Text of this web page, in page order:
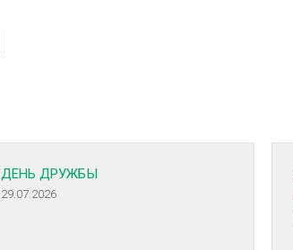
ДЕНЬ ДРУЖБЫ
29.07.2026